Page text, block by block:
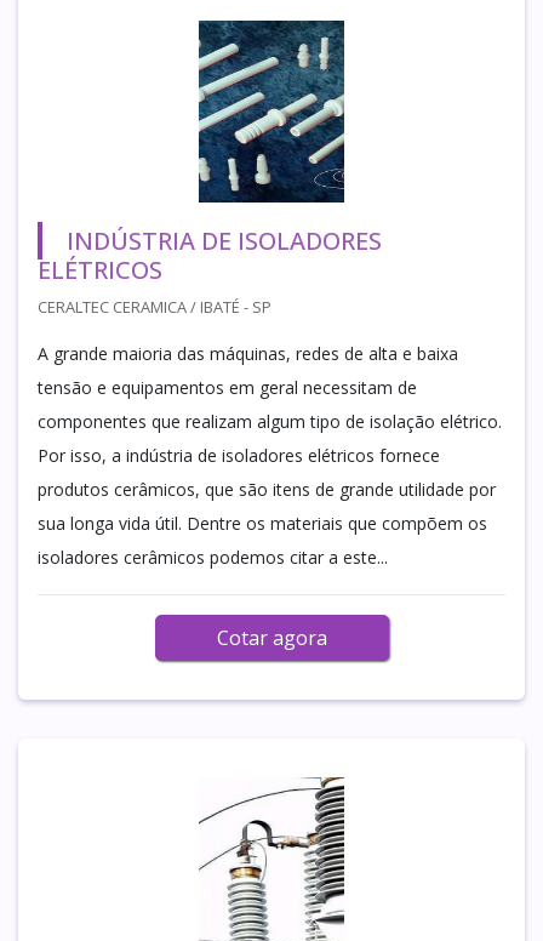
INDÚSTRIA DE ISOLADORES
ELÉTRICOS
CERALTEC CERAMICA / IBATÉ - SP
A grande maioria das máquinas, redes de alta e baixa
tensão e equipamentos em geral necessitam de
componentes que realizam algum tipo de isolação elétrico.
Por isso, a indústria de isoladores elétricos fornece
produtos cerâmicos, que são itens de grande utilidade por
sua longa vida útil. Dentre os materiais que compõem os
isoladores cerâmicos podemos citar a este...
Cotar agora